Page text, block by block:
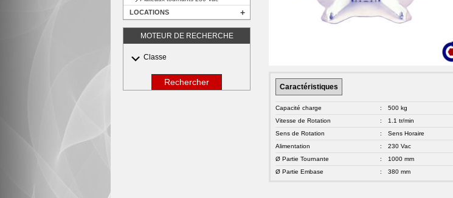
LOCATIONS +
MOTEUR DE RECHERCHE
Classe
Rechercher Caractéristiques
Capacité charge :
500 kg
Vitesse de Rotation
:
1.1 tr/min
Sens de Rotation
:
Sens Horaire
Alimentation
:
230 Vac
Ø Partie Tournante
:
1000 mm
Ø Partie Embase
: 380 mm